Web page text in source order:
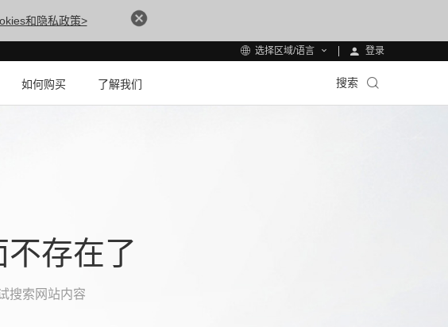
和隐私政策>
选择区域/语言 登录
如何购买 了解我们 搜索
存在了
搜索网站内容